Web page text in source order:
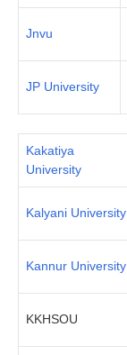
Jnvu
JP University
Kakatiya
University
Kalyani University
Kannur University
KKHSOU